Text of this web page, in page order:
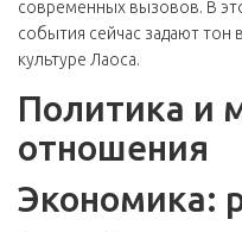
современных вызовов. В
события сейчас задают тон
культуре Лаоса.
Политика и
отношения
Экономика: